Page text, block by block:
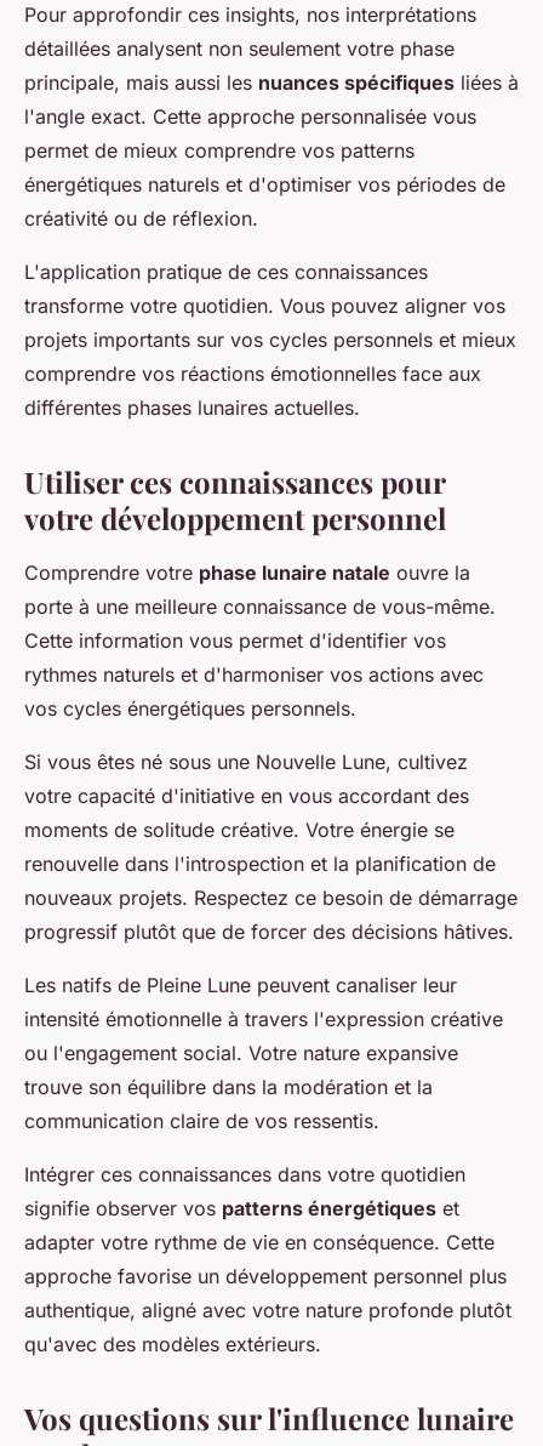
Pour approfondir ces insights, nos interprétations
détaillées analysent non seulement votre phase
principale, mais aussi les nuances spécifiques liées à
l'angle exact. Cette approche personnalisée vous
permet de mieux comprendre vos patterns
énergétiques naturels et d'optimiser vos périodes de
créativité ou de réflexion.
L'application pratique de ces connaissances
transforme votre quotidien. Vous pouvez aligner vos
projets importants sur vos cycles personnels et mieux
comprendre vos réactions émotionnelles face aux
différentes phases lunaires actuelles.
Utiliser ces connaissances pour
votre développement personnel
Comprendre votre phase lunaire natale ouvre la
porte à une meilleure connaissance de vous-même.
Cette information vous permet d'identifier vos
rythmes naturels et d'harmoniser vos actions avec
vos cycles énergétiques personnels.
Si vous êtes né sous une Nouvelle Lune, cultivez
votre capacité d'initiative en vous accordant des
moments de solitude créative. Votre énergie se
renouvelle dans l'introspection et la planification de
nouveaux projets. Respectez ce besoin de démarrage
progressif plutôt que de forcer des décisions hâtives.
Les natifs de Pleine Lune peuvent canaliser leur
intensité émotionnelle à travers l'expression créative
ou l'engagement social. Votre nature expansive
trouve son équilibre dans la modération et la
communication claire de vos ressentis.
Intégrer ces connaissances dans votre quotidien
signifie observer vos patterns énergétiques et
adapter votre rythme de vie en conséquence. Cette
approche favorise un développement personnel plus
authentique, aligné avec votre nature profonde plutôt
qu'avec des modèles extérieurs.
Vos questions sur l'influence lunaire